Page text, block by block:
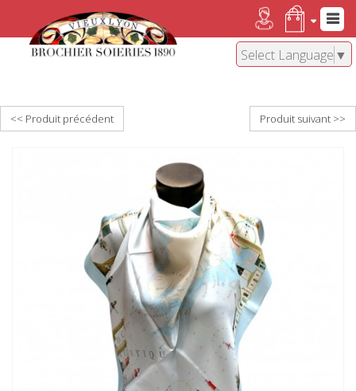
Select Language ▼
<< Produit précédent Produit suivant >>